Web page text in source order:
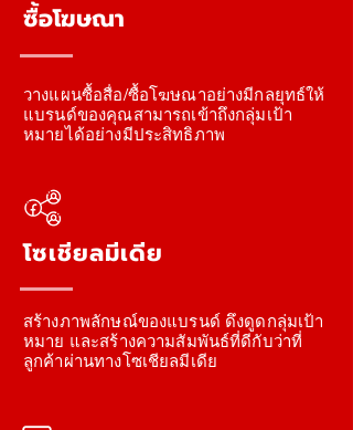
ซื้อโฆษณา
วางแผนซื้อสื่อ/ซื้อโฆษณาอย่างมีกลยุทธ์ให้
แบรนด์ของคุณสามารถเข้าถึงกลุ่มเป้า
หมายได้อย่างมีประสิทธิภาพ
โซเชียลมีเดีย
สร้างภาพลักษณ์ของแบรนด์ ดึงดูดกลุ่มเป้า
หมาย และสร้างความสัมพันธ์ที่ดีกับว่าที่
ลูกค้าผ่านทางโซเชียลมีเดีย